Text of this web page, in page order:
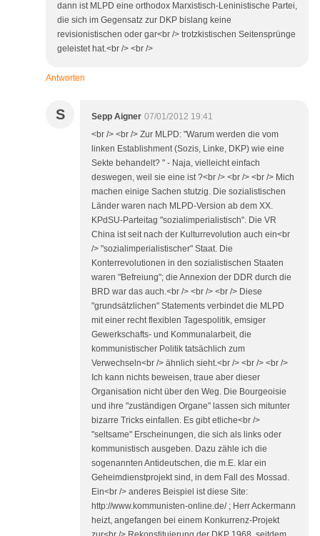
dann ist MLPD eine orthodox Marxistisch-Leninistische Partei,
die sich im Gegensatz zur DKP bislang keine
revisionistischen oder gar<br /> trotzkistischen Seitensprünge
geleistet hat.<br /> <br />
Antworten
S Sepp Aigner 07/01/2012 19:41
<br /> <br /> Zur MLPD: "Warum werden die vom
linken Establishment (Sozis, Linke, DKP) wie eine
Sekte behandelt? " - Naja, vielleicht einfach
deswegen, weil sie eine ist ?<br /> <br /> <br /> Mich
machen einige Sachen stutzig. Die sozialistischen
Länder waren nach MLPD-Version ab dem XX.
KPdSU-Parteitag "sozialimperialistisch". Die VR
China ist seit nach der Kulturrevolution auch ein<br
/> "sozialimperialistischer" Staat. Die
Konterrevolutionen in den sozialistischen Staaten
waren "Befreiung"; die Annexion der DDR durch die
BRD war das auch.<br /> <br /> <br /> Diese
"grundsätzlichen" Statements verbindet die MLPD
mit einer recht flexiblen Tagespolitik, emsiger
Gewerkschafts- und Kommunalarbeit, die
kommunistischer Politik tatsächlich zum
Verwechseln<br /> ähnlich sieht.<br /> <br /> <br />
Ich kann nichts beweisen, traue aber dieser
Organisation nicht über den Weg. Die Bourgeoisie
und ihre "zuständigen Organe" lassen sich mitunter
bizarre Tricks einfallen. Es gibt etliche<br />
"seltsame" Erscheinungen, die sich als links oder
kommunistisch ausgeben. Dazu zähle ich die
sogenannten Antideutschen, die m.E. klar ein
Geheimdienstprojekt sind, in dem Fall des Mossad.
Ein<br /> anderes Beispiel ist diese Site:
http://www.kommunisten-online.de/ ; Herr Ackermann
heizt, angefangen bei einem Konkurrenz-Projekt